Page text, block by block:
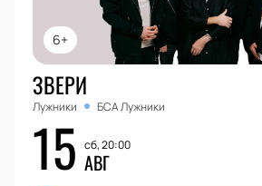
6+
ЗВЕРИ
Лужники БСА Лужники
15 сб, 20:00
АВГ